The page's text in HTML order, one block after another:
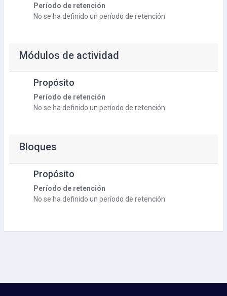
Período de retención
No se ha definido un período de retención
Módulos de actividad
Propósito
Período de retención
No se ha definido un período de retención
Bloques
Propósito
Período de retención
No se ha definido un período de retención